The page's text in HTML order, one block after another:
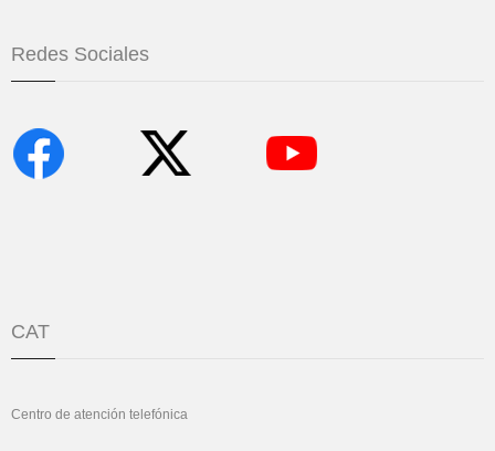
Redes Sociales
CAT
Centro de atención telefónica